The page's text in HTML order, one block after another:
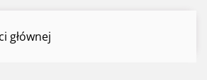
głównej2016